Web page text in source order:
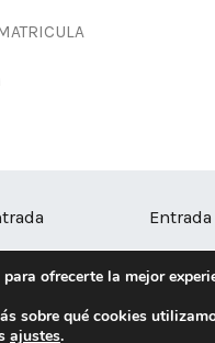
Entrada
siguiente
miofor | Powered by
ofrecerte la mejor
sobre qué cookies
ajustes.